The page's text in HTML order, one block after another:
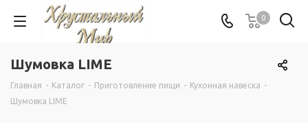
0
Шумовка LIME
Главная - Каталог - Приготовление пищи - Кухонная навеска -
Шумовка LIME